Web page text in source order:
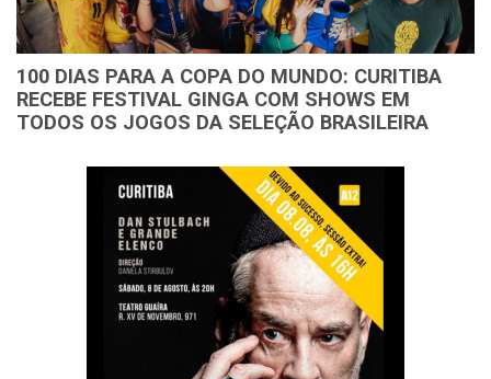
100 DIAS PARA A COPA DO MUNDO: CURITIBA
RECEBE FESTIVAL GINGA COM SHOWS EM
TODOS OS JOGOS DA SELEÇÃO BRASILEIRA